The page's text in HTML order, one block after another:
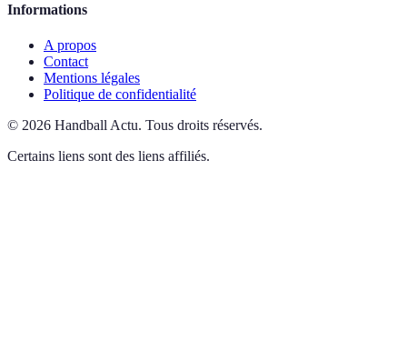
Informations
A propos
Contact
Mentions légales
Politique de confidentialité
© 2026 Handball Actu. Tous droits réservés.
Certains liens sont des liens affiliés.